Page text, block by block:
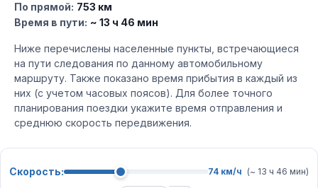
По прямой: 753 км
Время в пути: ~ 13 ч 46 мин
Ниже перечислены населенные пункты, встречающиеся
на пути следования по данному автомобильному
маршруту. Также показано время прибытия в каждый из
них (с учетом часовых поясов). Для более точного
планирования поездки укажите время отправления и
среднюю скорость передвижения.
Скорость: 74 км/ч (~ 13 ч 46 мин)